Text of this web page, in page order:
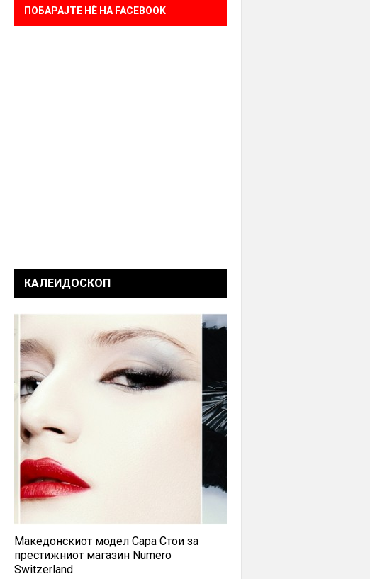
ПОБАРАЈТЕ НÈ НА FACEBOOK
КАЛЕИДОСКОП
Македонскиот модел Сара Стои за
престижниот магазин Numero
Switzerland